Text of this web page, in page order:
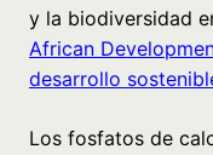
y la biodiversidad
African
desarrollo
Los fosfatos de